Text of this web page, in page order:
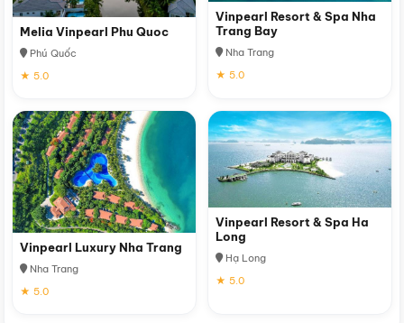
Melia Vinpearl Phu Quoc
Phú Quốc
★ 5.0
Vinpearl Resort & Spa Nha
Trang Bay
Nha Trang
★ 5.0
Vinpearl Luxury Nha Trang
Nha Trang
★ 5.0
Vinpearl Resort & Spa Ha
Long
Hạ Long
★ 5.0